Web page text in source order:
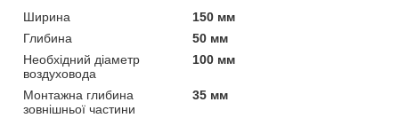
Ширина
150 мм
Глибина
50 мм
Необхідний діаметр
воздуховода
100 мм
Монтажна глибина
зовнішньої частини
35 мм